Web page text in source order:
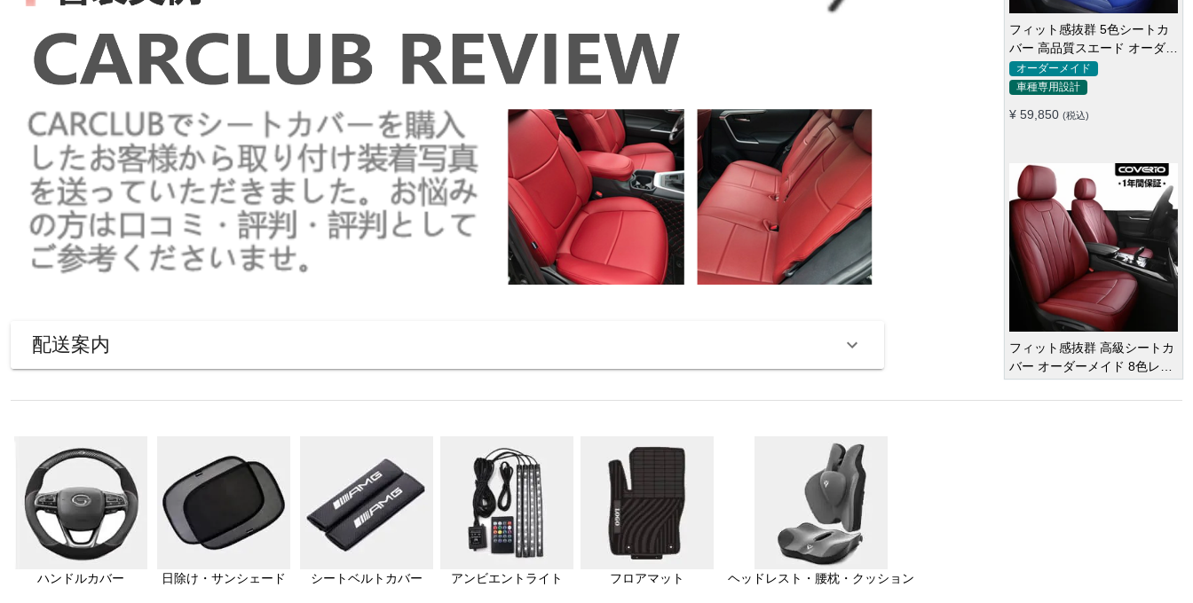
配送案内
フィット感抜群 5色シートカ
バー 高品質スエード オーダー
メイド 防汚防水 耐久性
オーダーメイド
車種専用設計
¥ 59,850 (税込)
フィット感抜群 高級シートカ
バー オーダーメイド 8色レザ
車種専用設計
ハンドルカバー 日除け・サンシェード シートベルトカバー アンビエントライト フロアマット ヘッドレスト・腰枕・クッション